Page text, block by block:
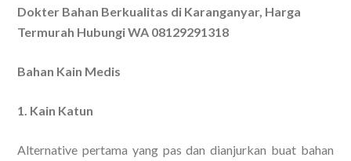
Dokter Bahan Berkualitas di Karanganyar, Harga
Termurah Hubungi WA 08129291318
Bahan Kain Medis
1. Kain Katun
Alternative pertama yang pas dan dianjurkan buat bahan